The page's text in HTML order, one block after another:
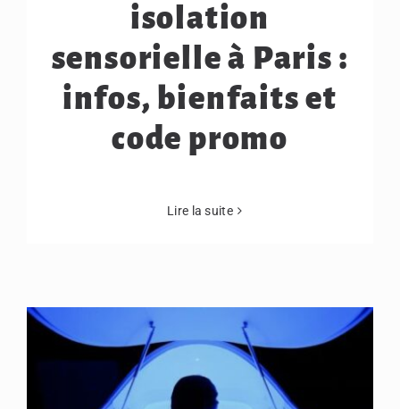
isolation
sensorielle à Paris :
infos, bienfaits et
code promo
Lire la suite